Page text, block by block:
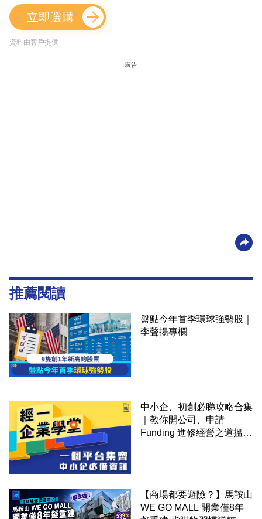
立即選購
資料由客戶提供
廣告
推薦閱讀
盤點今年首季環球強勢股｜
李聲揚專欄
中小企、初創必睇攻略合集
｜教你開公司、申請
Funding 進修經營之道搵大
【商場都要避險？】馬鞍山
WE GO MALL 開業僅8年